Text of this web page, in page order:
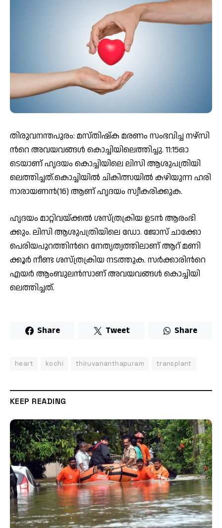
തി­​രു­​വ­​ന­​ന്ത­​പു​രം: മ​സ്തി​ഷ്ക മ​ര​ണം സം​ഭ​വി​ച്ച ന​ഴ്സി​
ന്‍റെ അ​വ​യ​വ​ങ്ങ​ൾ കൊ​ച്ചി​യി​ലെ​ത്തി​ച്ചു. 11:15ഓ​
ടെയാണ് ഹൃ​ദ​യം കൊ​ച്ചി​യി​ലെ ലി​സി ആ​ശു​പ​ത്രി​യി​
ലെ​ത്തി​ച്ചത്.കൊ­​ച്ചി­​യി​ല്‍ ചി­​കി­​ത്സ­​യി​ല്‍ ക­​ഴി­​യു­​ന്ന ഹ­​രി­​
നാ­​രാ­​യ­​ണ­​ൻ(16) ആ​ണ് ഹൃ​ദ​യം സ്വീ​ക​രി​ക്കു​ക.
ഹൃ​ദ​യം മാ​റ്റി​വ​യ്ക്ക​ൽ ശ​സ്ത്ര​ക്രി​യ ഉ​ട​ൻ ആ​രം​ഭി​
ക്കും. ലി​സി ആ​ശു​പ​ത്രി​യി​ലെ ഡോ. ​ജോ​സ് ചാ​ക്കോ
പെ​രി​യ​പു​റ​ത്തി​ന്‍റെ നേ​തൃ​ത്വ​ത്തി​ലാ​ണ് ആ​റ് മ​ണി​
ക്കൂ​ർ നീ​ണ്ട ശ​സ്ത്ര​ക്രി​യ ന​ട​ത്തു​ക. സ​ർ​ക്കാ​രി​ന്‍റെ
എ​യ​ർ ആം​ബു​ല​ൻ​സാ​ണ് അ​വ​യ​വ​ങ്ങ​ൾ കൊ​ച്ചി​യി​
ലെ​ത്തി​ച്ച​ത്.
Share Tweet Share
heart kochi thiruvananthapuram transplant
KEEP READING